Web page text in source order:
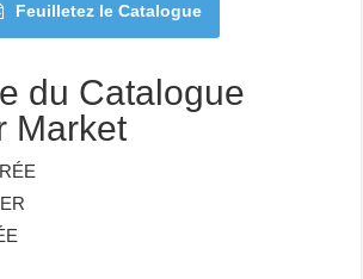
Feuilletez le Catalogue
du Catalogue
Market